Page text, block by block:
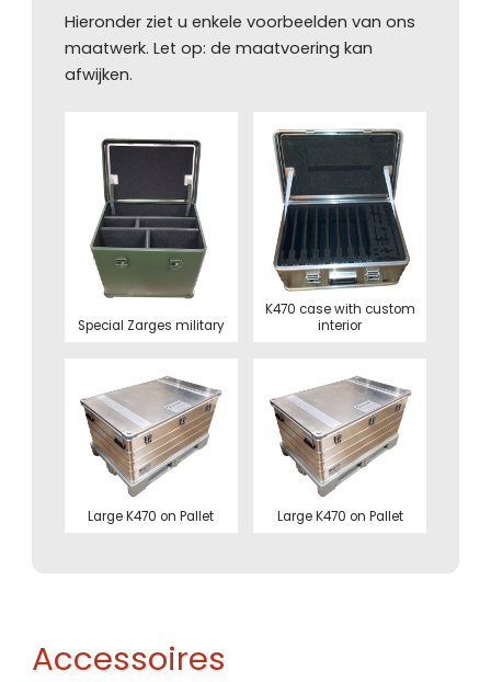
Hieronder ziet u enkele voorbeelden van ons
maatwerk. Let op: de maatvoering kan
afwijken.
Special Zarges military
K470 case with custom
interior
Large K470 on Pallet Large K470 on Pallet
Accessoires